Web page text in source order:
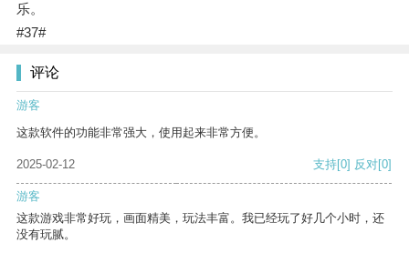
乐。
#37#
评论
游客
这款软件的功能非常强大，使用起来非常方便。
2025-02-12 支持[0] 反对[0]
游客
这款游戏非常好玩，画面精美，玩法丰富。我已经玩了好几个小时，还
没有玩腻。